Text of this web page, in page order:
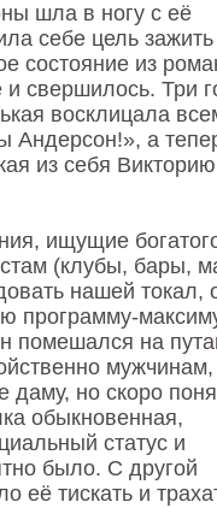
шла в ногу с её
себе цель зажить
состояние из
свершилось. Три
восклицала
Андерсон!», а
из себя Викторию
ищущие
(клубы, бары,
нашей токал,
программу-
помешался на
даму, но скоро
обыкновенная,
статус и
было. С другой
её тискать и